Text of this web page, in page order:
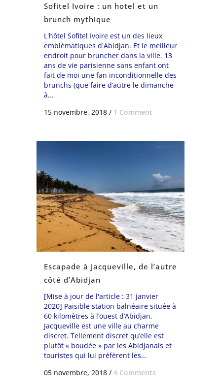
Sofitel Ivoire : un hotel et un
brunch mythique
L'hôtel Sofitel Ivoire est un des lieux
emblématiques d'Abidjan. Et le meilleur
endroit pour bruncher dans la ville. 13
ans de vie parisienne sans enfant ont
fait de moi une fan inconditionnelle des
brunchs (que faire d’autre le dimanche
à...
15 novembre, 2018 / 1 Comment
Escapade à Jacqueville, de l’autre
côté d’Abidjan
[Mise à jour de l'article : 31 janvier
2020] Paisible station balnéaire située à
60 kilomètres à l’ouest d’Abidjan,
Jacqueville est une ville au charme
discret. Tellement discret qu’elle est
plutôt « boudée » par les Abidjanais et
touristes qui lui préfèrent les...
05 novembre, 2018 / 4 Comments